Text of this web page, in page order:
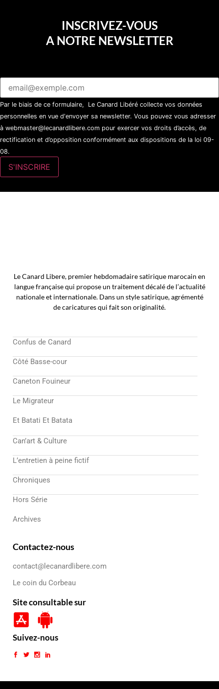
INSCRIVEZ-VOUS
A NOTRE NEWSLETTER
Par le biais de ce formulaire, Le Canard Libéré collecte vos données
personnelles en vue d'envoyer sa newsletter. Vous pouvez vous adresser
à webmaster@lecanardlibere.com pour exercer vos droits d’accès, de
rectification et d’opposition conformément aux dispositions de la loi 09-
08.
Le Canard Libere, premier hebdomadaire satirique marocain en
langue française qui propose un traitement décalé de l’actualité
nationale et internationale. Dans un style satirique, agrémenté
de caricatures qui fait son originalité.
Confus de Canard
Côté Basse-cour
Caneton Fouineur
Le Migrateur
Et Batati Et Batata
Can’art & Culture
L’entretien à peine fictif
Chroniques
Hors Série
Archives
Contactez-nous
contact@lecanardlibere.com
Le coin du Corbeau
Site consultable sur
Suivez-nous